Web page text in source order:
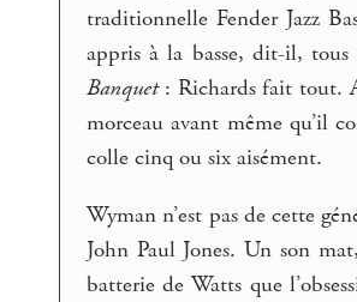
traditionnelle Fender Jazz
appris à la basse, dit-il,
Banquet: Richards fait tout.
morceau avant même qu’il
colle cinq ou six aisément.
Wyman n’est pas de cette
John Paul Jones. Un son
batterie de Watts que